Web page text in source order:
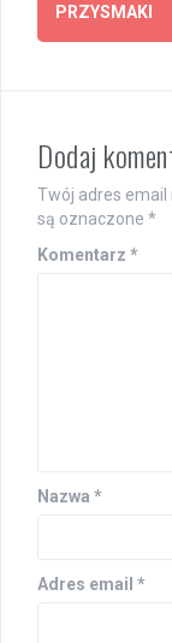
PRZYSMAKI
Dodaj
Twój adres email
są oznaczone *
Komentarz *
Nazwa *
Adres email *